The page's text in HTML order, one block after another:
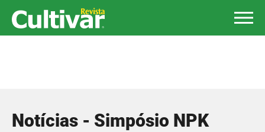
Notícias - Simpósio NPK